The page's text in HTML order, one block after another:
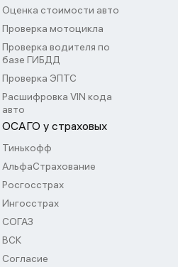
Оценка стоимости авто
Проверка мотоцикла
Проверка водителя по
базе ГИБДД
Проверка ЭПТС
Расшифровка VIN кода
авто
ОСАГО у страховых
Тинькофф
АльфаСтрахование
Росгосстрах
Ингосстрах
СОГАЗ
ВСК
Согласие